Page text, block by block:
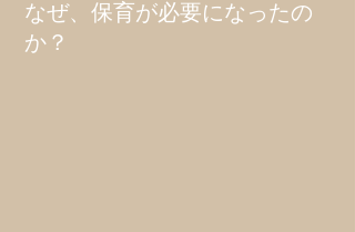
なぜ、保育が必要になったの
か？